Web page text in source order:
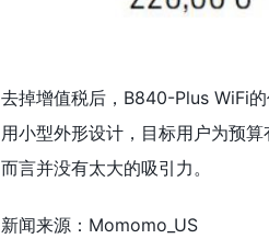
去掉增值税后，B840-Plus WiFi
用小型外形设计，目标用户为预
而言并没有太大的吸引力。
新闻来源：Momomo_US